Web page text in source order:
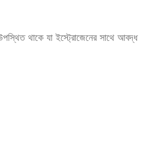
উপস্থিত থাকে যা ইস্ট্রোজেনের সাথে আবদ্ধ